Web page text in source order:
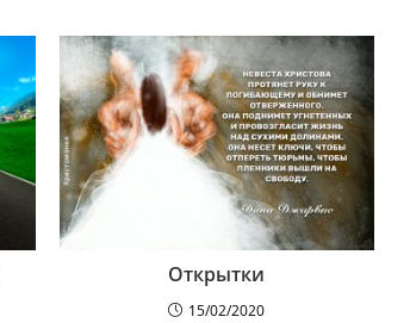
Открытки
15/02/2020